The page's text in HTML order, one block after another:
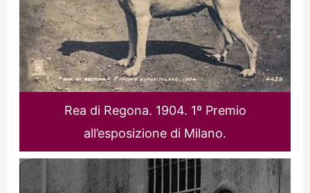
Rea di Regona. 1904. 1º Premio
all’esposizione di Milano.